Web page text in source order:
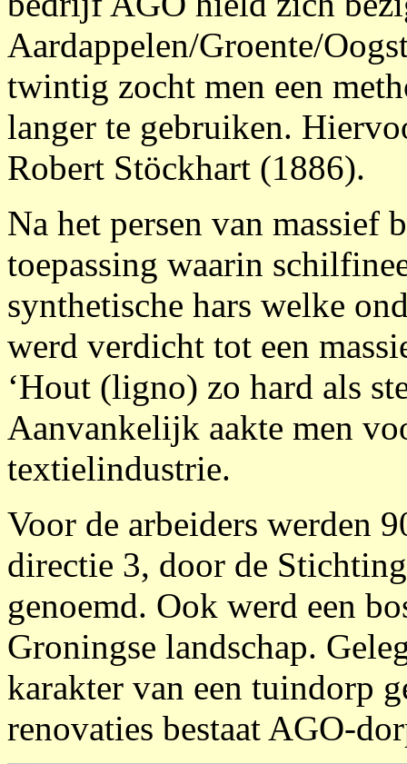
Aardappelen/Groente/
twintig zocht men een
langer te gebruiken.
Robert Stöckhart (1886).
Na het persen van massief
toepassing waarin
synthetische hars welke
werd verdicht tot een
‘Hout (ligno) zo hard als
Aanvankelijk aakte men
textielindustrie.
Voor de arbeiders werden
directie 3, door de
genoemd. Ook werd een
Groningse landschap.
karakter van een tuindorp
renovaties bestaat AGO-